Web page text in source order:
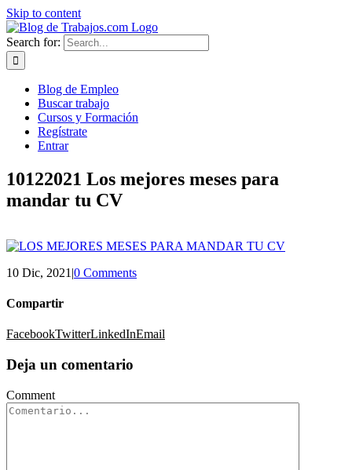
Skip to content
Search for:
Blog de Empleo
Buscar trabajo
Cursos y Formación
Regístrate
Entrar
10122021 Los mejores meses para
mandar tu CV
10 Dic, 2021 |0 Comments
Compartir
FacebookTwitterLinkedInEmail
Deja un comentario
Comment